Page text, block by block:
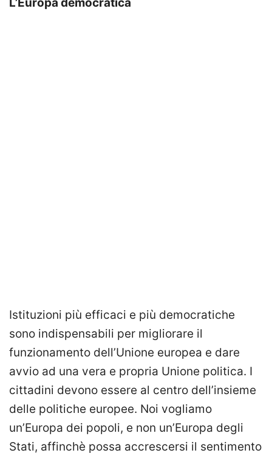
L’Europa democratica
Istituzioni più efficaci e più democratiche
sono indispensabili per migliorare il
funzionamento dell’Unione europea e dare
avvio ad una vera e propria Unione politica. I
cittadini devono essere al centro dell’insieme
delle politiche europee. Noi vogliamo
un’Europa dei popoli, e non un’Europa degli
Stati, affinchè possa accrescersi il sentimento